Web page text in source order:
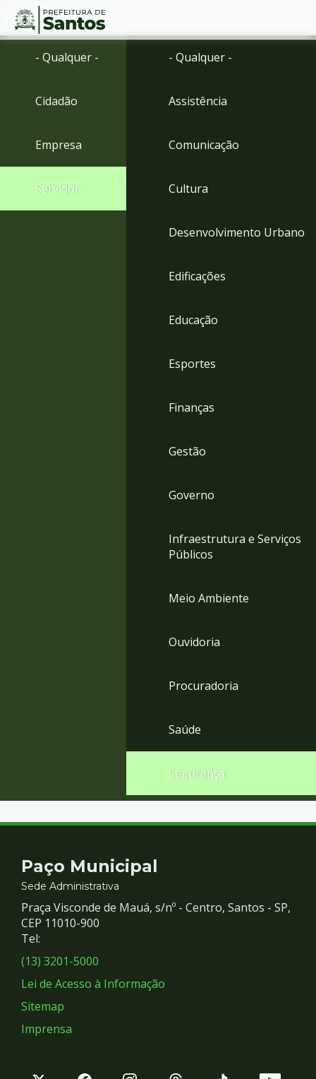
Ir
menu
para
Conteúdo
- Qualquer -
Cidadão
Empresa
Servidor
- Qualquer -
Assistência
Comunicação
Cultura
Desenvolvimento Urbano
Edificações
Educação
Esportes
Finanças
Gestão
Governo
Infraestrutura e Serviços
Públicos
Meio Ambiente
Ouvidoria
Procuradoria
Saúde
Segurança
Contato
e
Redes
Sociais
Paço Municipal
Sede Administrativa
Praça Visconde de Mauá, s/nº - Centro, Santos - SP,
CEP 11010-900
Tel:
(13) 3201-5000
Lei de Acesso à Informação
Sitemap
Imprensa